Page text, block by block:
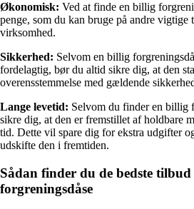
Økonomisk: Ved at finde en billig
penge, som du kan bruge på andre
virksomhed.
Sikkerhed: Selvom en billig
fordelagtig, bør du altid sikre dig, at den
overensstemmelse med gældende
Lange levetid: Selvom du finder en billig
sikre dig, at den er fremstillet af holdbare
tid. Dette vil spare dig for ekstra udgifter
udskifte den i fremtiden.
Sådan finder du de bedste tilbud
forgreningsdåse